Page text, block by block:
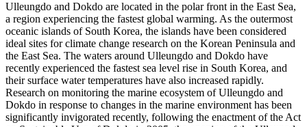
Ulleungdo and Dokdo are located in the polar front in the East Sea,
a region experiencing the fastest global warming. As the outermost
oceanic islands of South Korea, the islands have been considered
ideal sites for climate change research on the Korean Peninsula and
the East Sea. The waters around Ulleungdo and Dokdo have
recently experienced the fastest sea level rise in South Korea, and
their surface water temperatures have also increased rapidly.
Research on monitoring the marine ecosystem of Ulleungdo and
Dokdo in response to changes in the marine environment has been
significantly invigorated recently, following the enactment of the Act